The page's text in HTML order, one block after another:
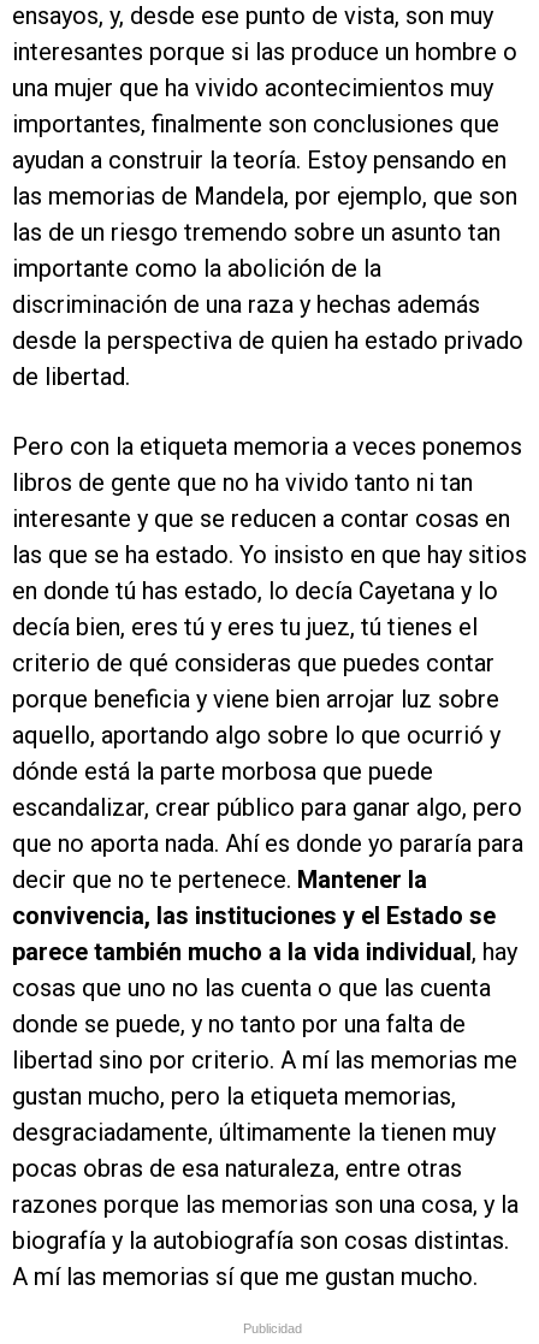
ensayos, y, desde ese punto de vista, son muy
interesantes porque si las produce un hombre o
una mujer que ha vivido acontecimientos muy
importantes, finalmente son conclusiones que
ayudan a construir la teoría. Estoy pensando en
las memorias de Mandela, por ejemplo, que son
las de un riesgo tremendo sobre un asunto tan
importante como la abolición de la
discriminación de una raza y hechas además
desde la perspectiva de quien ha estado privado
de libertad.
Pero con la etiqueta memoria a veces ponemos
libros de gente que no ha vivido tanto ni tan
interesante y que se reducen a contar cosas en
las que se ha estado. Yo insisto en que hay sitios
en donde tú has estado, lo decía Cayetana y lo
decía bien, eres tú y eres tu juez, tú tienes el
criterio de qué consideras que puedes contar
porque beneficia y viene bien arrojar luz sobre
aquello, aportando algo sobre lo que ocurrió y
dónde está la parte morbosa que puede
escandalizar, crear público para ganar algo, pero
que no aporta nada. Ahí es donde yo pararía para
decir que no te pertenece. Mantener la
convivencia, las instituciones y el Estado se
parece también mucho a la vida individual, hay
cosas que uno no las cuenta o que las cuenta
donde se puede, y no tanto por una falta de
libertad sino por criterio. A mí las memorias me
gustan mucho, pero la etiqueta memorias,
desgraciadamente, últimamente la tienen muy
pocas obras de esa naturaleza, entre otras
razones porque las memorias son una cosa, y la
biografía y la autobiografía son cosas distintas.
A mí las memorias sí que me gustan mucho.
Publicidad